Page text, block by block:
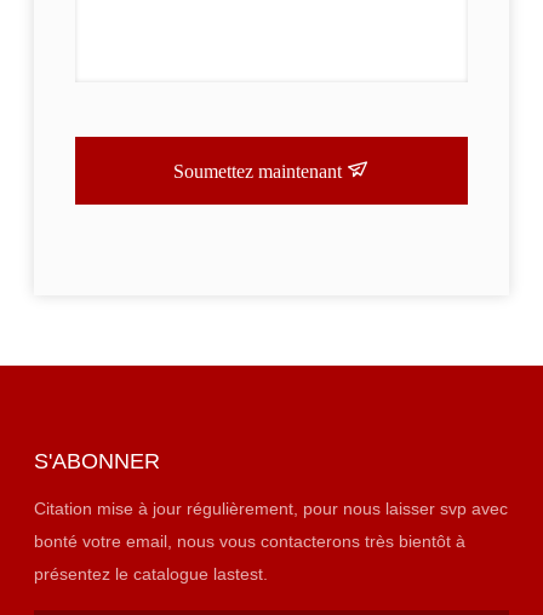
Soumettez maintenant
S'ABONNER
Citation mise à jour régulièrement, pour nous laisser svp avec
bonté votre email, nous vous contacterons très bientôt à
présentez le catalogue lastest.